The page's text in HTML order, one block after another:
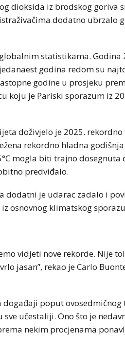
dioksida iz brodskog goriva
dodatno ubrzalo
statistikama.
godina redom su
godine u prosjeku
koju je Pariski sporazum iz
doživjelo je 2025.
rekordno hladna
mogla biti trajno dosegnuta
predviđalo.
dodatni je udarac zadalo i
osnovnog klimatskog
vidjeti nove rekorde. Nije
jasan”, rekao je Carlo
poput ovosedmičnog
učestaliji. Ono što je
nekim procjenama